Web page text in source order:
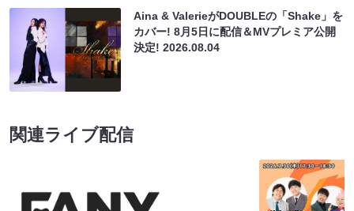
Aina & ValerieがDOUBLEの「Shake」を
カバー! 8月5日に配信＆MVプレミア公開
決定!2026.08.04
関連ライブ配信